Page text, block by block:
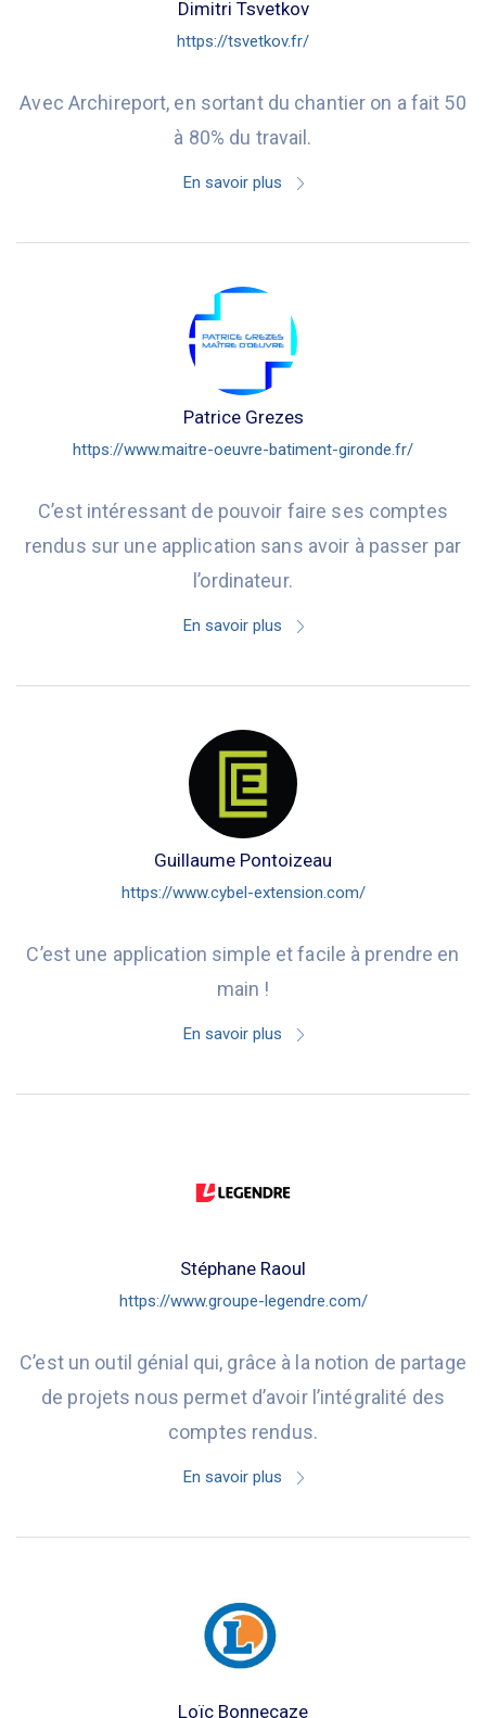
Dimitri Tsvetkov
https://tsvetkov.fr/
Avec Archireport, en sortant du chantier on a fait 50
à 80% du travail.
En savoir plus
Patrice Grezes
https://www.maitre-oeuvre-batiment-gironde.fr/
C’est intéressant de pouvoir faire ses comptes
rendus sur une application sans avoir à passer par
l’ordinateur.
En savoir plus
Guillaume Pontoizeau
https://www.cybel-extension.com/
C’est une application simple et facile à prendre en
main !
En savoir plus
Stéphane Raoul
https://www.groupe-legendre.com/
C’est un outil génial qui, grâce à la notion de partage
de projets nous permet d’avoir l’intégralité des
comptes rendus.
En savoir plus
Loïc Bonnecaze